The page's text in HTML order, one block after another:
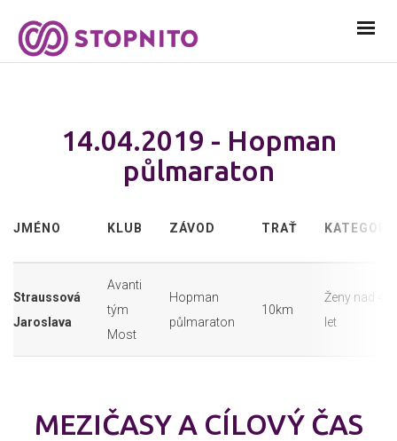
14.04.2019 - Hopman
půlmaraton
JMÉNO KLUB ZÁVOD TRAŤ
Straussová
Jaroslava
Avanti
tým
Most
Hopman
půlmaraton
10km
Ženy nad 40
let
MEZIČASY A CÍLOVÝ ČAS